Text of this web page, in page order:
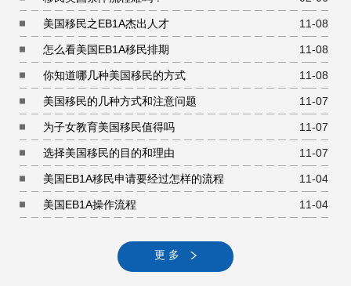
11-08
美国移民之EB1A杰出人才
11-08
怎么看美国EB1A移民排期
11-08
你知道哪几种美国移民的方式
11-07
美国移民的几种方式和注意问题
11-07
为子女教育美国移民值得吗
11-07
选择美国移民的目的和理由
11-04
美国EB1A移民申请要经过怎样的流程
11-04
美国EB1A操作流程
更 多